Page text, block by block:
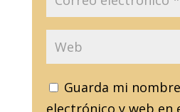
Guarda mi